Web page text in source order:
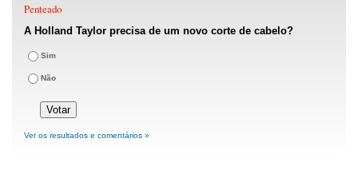
Penteado
A Holland Taylor precisa de um novo corte de cabelo?
Sim
Não
Ver os resultados e comentários »